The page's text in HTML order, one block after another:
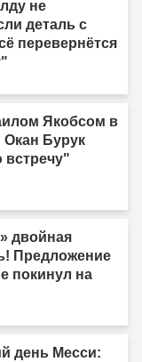
не
деталь с
перевернётся
Якобсом в
Окан Бурук
встречу"
двойная
Предложение
покинул на
день Месси: